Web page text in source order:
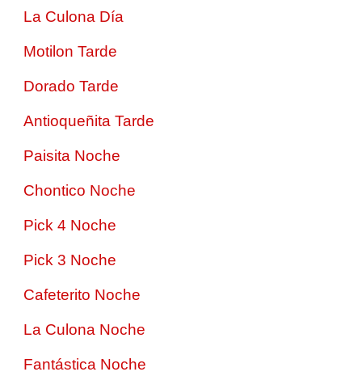
La Culona Día
Motilon Tarde
Dorado Tarde
Antioqueñita Tarde
Paisita Noche
Chontico Noche
Pick 4 Noche
Pick 3 Noche
Cafeterito Noche
La Culona Noche
Fantástica Noche